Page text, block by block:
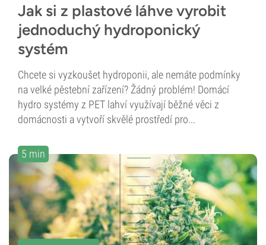
Jak si z plastové láhve vyrobit
jednoduchý hydroponický
systém
Chcete si vyzkoušet hydroponii, ale nemáte podmínky
na velké pěstební zařízení? Žádný problém! Domácí
hydro systémy z PET lahví využívají běžné věci z
domácnosti a vytvoří skvělé prostředí pro...
5 min